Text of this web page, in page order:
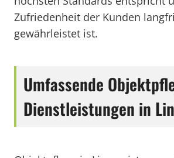
Zufriedenheit der Kunden
gewährleistet ist.
Umfassende
Dienstleistungen in